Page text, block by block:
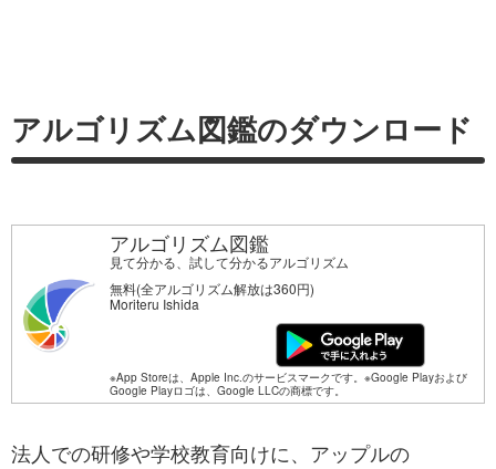
アルゴリズム図鑑のダウンロード
アルゴリズム図鑑
見て分かる、試して分かるアルゴリズム
無料(全アルゴリズム解放は360円)
Moriteru Ishida
※App Storeは、Apple Inc.のサービスマークです。※Google Playおよび
Google Playロゴは、Google LLCの商標です。
法人での研修や学校教育向けに、アップルの